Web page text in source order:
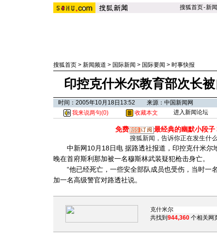
搜狐首页-新闻
搜狐首页 > 新闻频道 > 国际新闻 > 国际要闻 > 时事快报
印控克什米尔教育部次长
时间：2005年10月18日13:52 来源：中国新闻网
我来说两句(0) 收藏本文 进入新闻论坛
免费 最经典的幽默小段子
搜狐新闻，告诉你正在发生什
中新网10月18日电 据路透社报道，印控克什米尔
晚在首府斯利那加被一名穆斯林武装疑犯枪击身亡。
“他已经死亡，一些安全部队成员也受伤，当时一
加一名高级警官对路透社说。
共找到 944,360 个相关网